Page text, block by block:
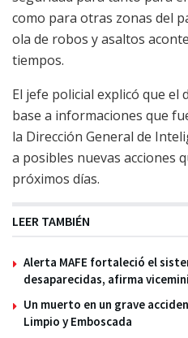
como para otras zonas del
ola de robos y asaltos
tiempos.
El jefe policial explicó que el
base a informaciones que
la Dirección General de
a posibles nuevas acciones
próximos días.
LEER TAMBIÉN
Alerta MAFE fortaleció el
desaparecidas, afirma
Un muerto en un grave
Limpio y Emboscada